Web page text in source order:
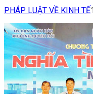
PHÁP LUẬT VỀ KINH TẾ